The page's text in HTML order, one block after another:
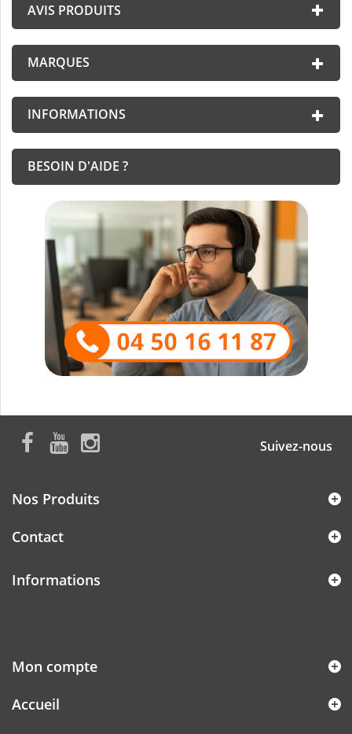
AVIS PRODUITS
MARQUES
INFORMATIONS
BESOIN D'AIDE ?
Suivez-nous
Nos Produits
Contact
Informations
Mon compte
Accueil